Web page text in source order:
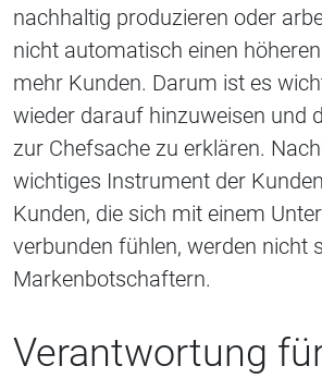
nachhaltig produzieren oder
nicht automatisch einen
mehr Kunden. Darum ist es
wieder darauf hinzuweisen und
zur Chefsache zu erklären.
wichtiges Instrument der
Kunden, die sich mit einem
verbunden fühlen, werden nicht
Markenbotschaftern.
Verantwortung